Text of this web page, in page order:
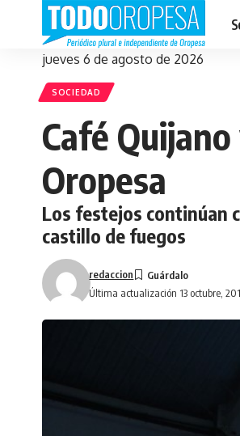
jueves 6 de agosto de 2026
SOCIEDAD
Café
Oropesa
Los festejos continúan
castillo de fuegos
Última actualización 13 octubre,
redaccion